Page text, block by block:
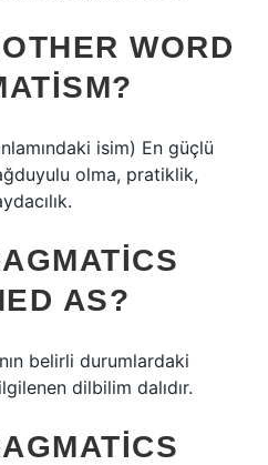
WORD
isim) En güçlü
olma, pratiklik,
AS?
belirli durumlardaki
dilbilim dalıdır.